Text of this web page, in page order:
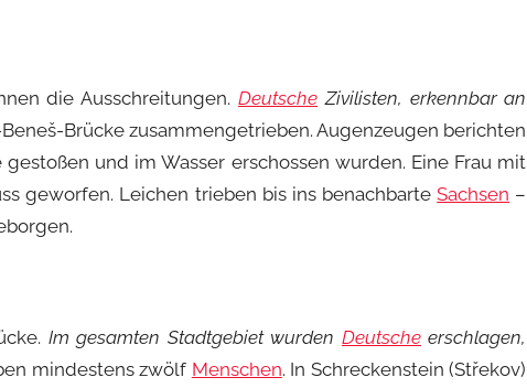
die Ausschreitungen.Deutsche Zivilisten, erkennbar an
Brücke zusammengetrieben. Augenzeugen berichten
und im Wasser erschossen wurden. Eine Frau mit
geworfen. Leichen trieben bis ins benachbarteSachsen –
Im gesamten Stadtgebiet wurden Deutscheerschlagen,
mindestens zwölf Menschen. In Schreckenstein (Střekov)